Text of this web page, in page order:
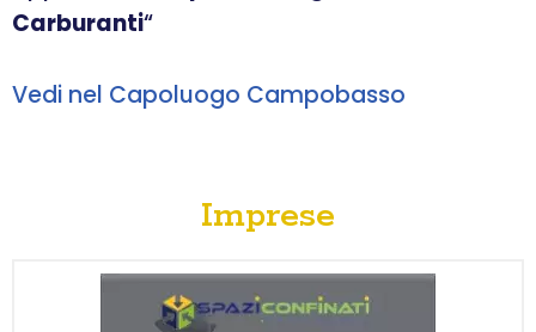
Carburanti“
Vedi nel Capoluogo Campobasso
Imprese